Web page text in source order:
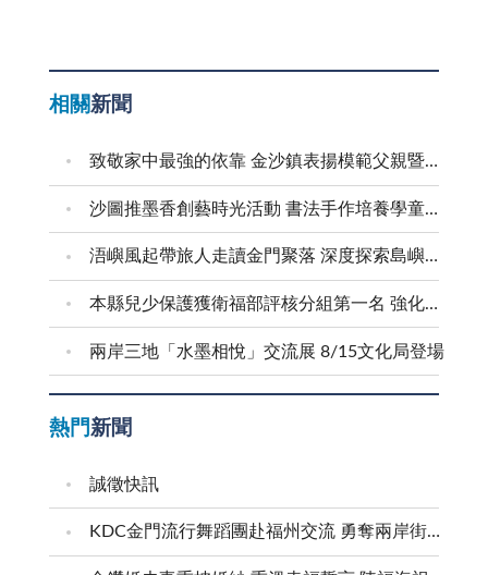
相關新聞
致敬家中最強的依靠 金沙鎮表揚模範父親暨新好爸爸
沙圖推墨香創藝時光活動 書法手作培養學童創意美感
浯嶼風起帶旅人走讀金門聚落 深度探索島嶼文化底蘊
本縣兒少保護獲衛福部評核分組第一名 強化預防與跨域合作 建構兒少安全成長環境
兩岸三地「水墨相悅」交流展 8/15文化局登場
熱門新聞
誠徵快訊
KDC金門流行舞蹈團赴福州交流 勇奪兩岸街舞賽三等獎